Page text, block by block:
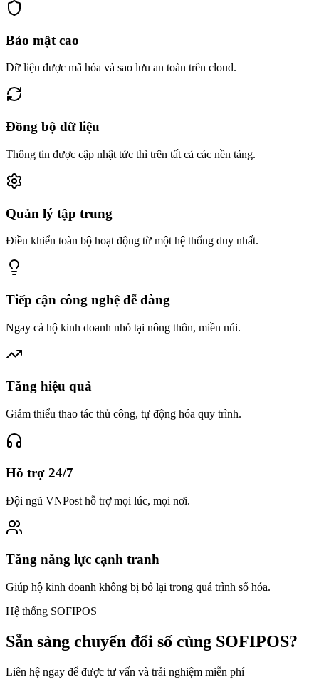
Bảo mật cao
Dữ liệu được mã hóa và sao lưu an toàn trên cloud.
Đồng bộ dữ liệu
Thông tin được cập nhật tức thì trên tất cả các nền tảng.
Quản lý tập trung
Điều khiển toàn bộ hoạt động từ một hệ thống duy nhất.
Tiếp cận công nghệ dễ dàng
Ngay cả hộ kinh doanh nhỏ tại nông thôn, miền núi.
Tăng hiệu quả
Giảm thiểu thao tác thủ công, tự động hóa quy trình.
Hỗ trợ 24/7
Đội ngũ VNPost hỗ trợ mọi lúc, mọi nơi.
Tăng năng lực cạnh tranh
Giúp hộ kinh doanh không bị bỏ lại trong quá trình số hóa.
Hệ thống SOFIPOS
Sẵn sàng chuyển đổi số cùng SOFIPOS?
Liên hệ ngay để được tư vấn và trải nghiệm miễn phí